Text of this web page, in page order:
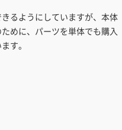
るようにしていますが、本体
めに、パーツを単体でも購入
す。